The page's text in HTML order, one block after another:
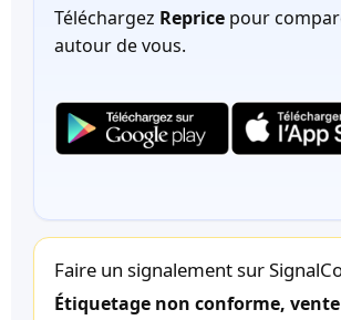
Téléchargez Reprice pour
autour de vous.
Faire un signalement sur
Étiquetage non conforme, vente